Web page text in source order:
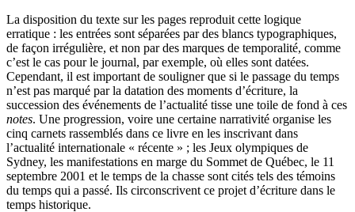
La disposition du texte sur les pages reproduit cette logique
erratique : les entrées sont séparées par des blancs typographiques,
de façon irrégulière, et non par des marques de temporalité, comme
c’est le cas pour le journal, par exemple, où elles sont datées.
Cependant, il est important de souligner que si le passage du temps
n’est pas marqué par la datation des moments d’écriture, la
succession des événements de l’actualité tisse une toile de fond à ces
notes. Une progression, voire une certaine narrativité organise les
cinq carnets rassemblés dans ce livre en les inscrivant dans
l’actualité internationale « récente » ; les Jeux olympiques de
Sydney, les manifestations en marge du Sommet de Québec, le 11
septembre 2001 et le temps de la chasse sont cités tels des témoins
du temps qui a passé. Ils circonscrivent ce projet d’écriture dans le
temps historique.